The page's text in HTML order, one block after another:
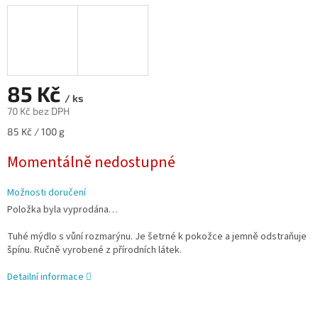
85 Kč / ks
70 Kč bez DPH
Měrná
85 Kč / 100 g
Momentálně nedostupné
Možnosti doručení
Položka byla vyprodána…
Tuhé mýdlo s vůní rozmarýnu. Je šetrné k pokožce a jemně odstraňuje
špínu. Ručně vyrobené z přírodních látek.
Detailní informace